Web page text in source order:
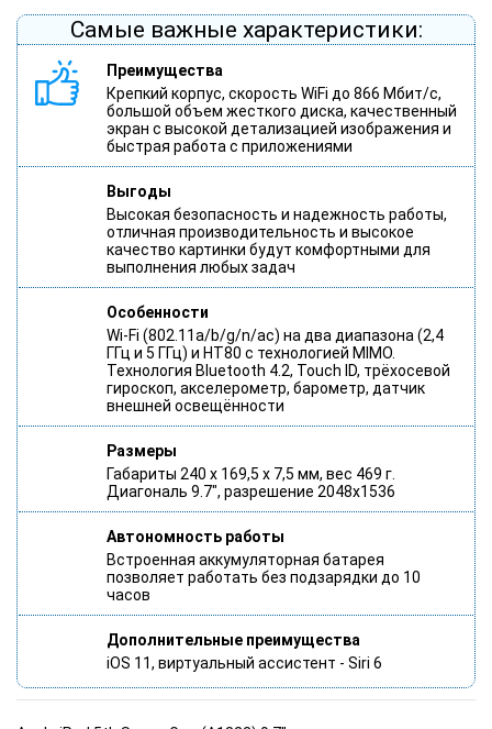
Самые важные характеристики:
Преимущества
Крепкий корпус, скорость WiFi до 866 Мбит/с,
большой объем жесткого диска, качественный
экран с высокой детализацией изображения и
быстрая работа с приложениями
Выгоды
Высокая безопасность и надежность работы,
отличная производительность и высокое
качество картинки будут комфортными для
выполнения любых задач
Особенности
Wi-Fi (802.11a/b/g/n/ac) на два диапазона (2,4
ГГц и 5 ГГц) и HT80 с технологией MIMO.
Технология Bluetooth 4.2, Touch ID, трёхосевой
гироскоп, акселерометр, барометр, датчик
внешней освещённости
Размеры
Габариты 240 x 169,5 x 7,5 мм, вес 469 г.
Диагональ 9.7", разрешение 2048x1536
Автономность работы
Встроенная аккумуляторная батарея
позволяет работать без подзарядки до 10
часов
Дополнительные преимущества
iOS 11, виртуальный ассистент - Siri 6